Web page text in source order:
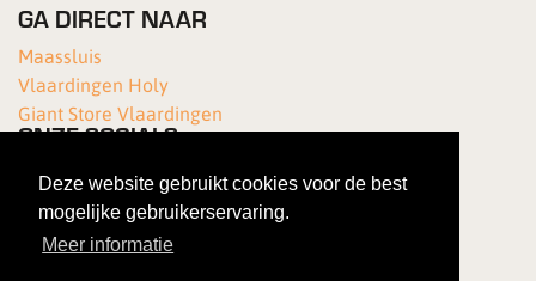
Deze website gebruikt cookies voor de best
mogelijke gebruikerservaring.
Meer informatie
GA DIRECT NAAR
Maassluis
Vlaardingen Holy
Giant Store Vlaardingen
ONZE SOCIALS